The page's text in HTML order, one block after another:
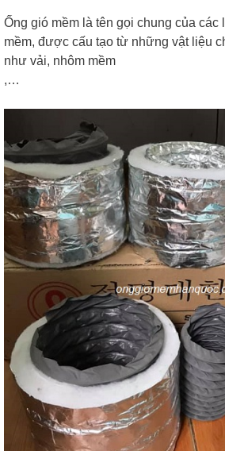
Ống gió mềm là tên gọi chung của các
mềm, được cấu tạo từ những vật liệu
như vải, nhôm mềm
,…